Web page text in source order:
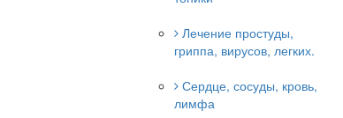
Лечение простуды,
гриппа, вирусов, легких.
Сердце, сосуды, кровь,
лимфа